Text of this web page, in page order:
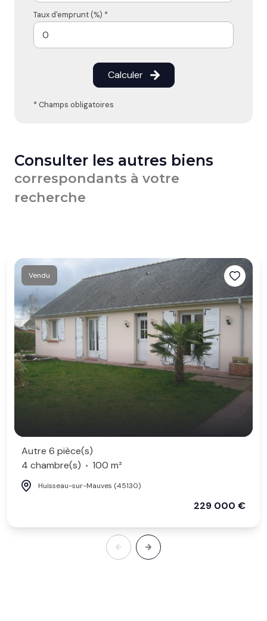
Taux d'emprunt (%) *
Calculer
* Champs obligatoires
Consulter les autres biens
correspondants à votre
recherche
Vendu
Autre 6 pièce(s)
4 chambre(s)
100 m²
Huisseau-sur-Mauves (45130)
229 000 €